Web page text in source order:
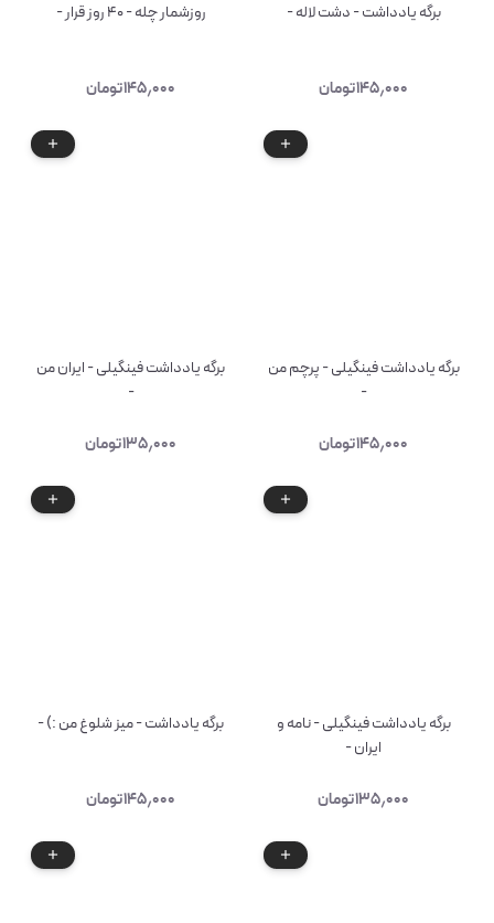
برگه یادداشت - دشت لاله -
۱۴۵٫۰۰۰تومان
روزشمار چله - ۴۰ روز قرار -
۱۴۵٫۰۰۰تومان
برگه یادداشت فینگیلی - پرچم من
-
۱۴۵٫۰۰۰تومان
برگه یادداشت فینگیلی - ایران من
-
۱۳۵٫۰۰۰تومان
برگه یادداشت فینگیلی - نامه و
ایران -
۱۳۵٫۰۰۰تومان
برگه یادداشت - میز شلوغ من :) -
۱۴۵٫۰۰۰تومان